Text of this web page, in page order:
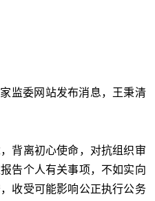
监委网站发布消息，王秉清
背离初心使命，对抗组织审
告个人有关事项，不如实向
收受可能影响公正执行公务